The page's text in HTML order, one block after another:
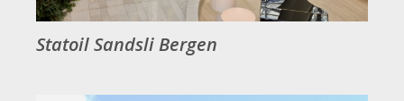
Statoil Sandsli Bergen